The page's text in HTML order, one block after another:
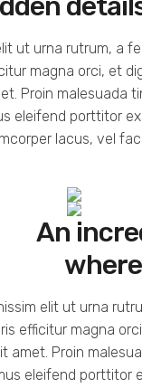
ut urna rutrum, a
magna orci, et
Proin malesuada
eleifend porttitor
lacus, vel
An
elit ut urna
efficitur magna
amet. Proin
eleifend porttitor